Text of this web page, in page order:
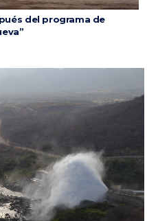
del programa de